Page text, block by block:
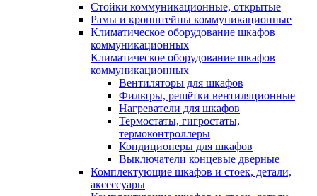
Стойки коммуникационные, открытые
Рамы и кронштейны коммуникационные
Климатическое оборудование шкафов
коммуникационных
Климатическое оборудование шкафов
коммуникационных
Вентиляторы для шкафов
Фильтры, решётки вентиляционные
Нагреватели для шкафов
Термостаты, гигростаты,
термоконтроллеры
Кондиционеры для шкафов
Выключатели концевые дверные
Комплектующие шкафов и стоек, детали,
аксессуары